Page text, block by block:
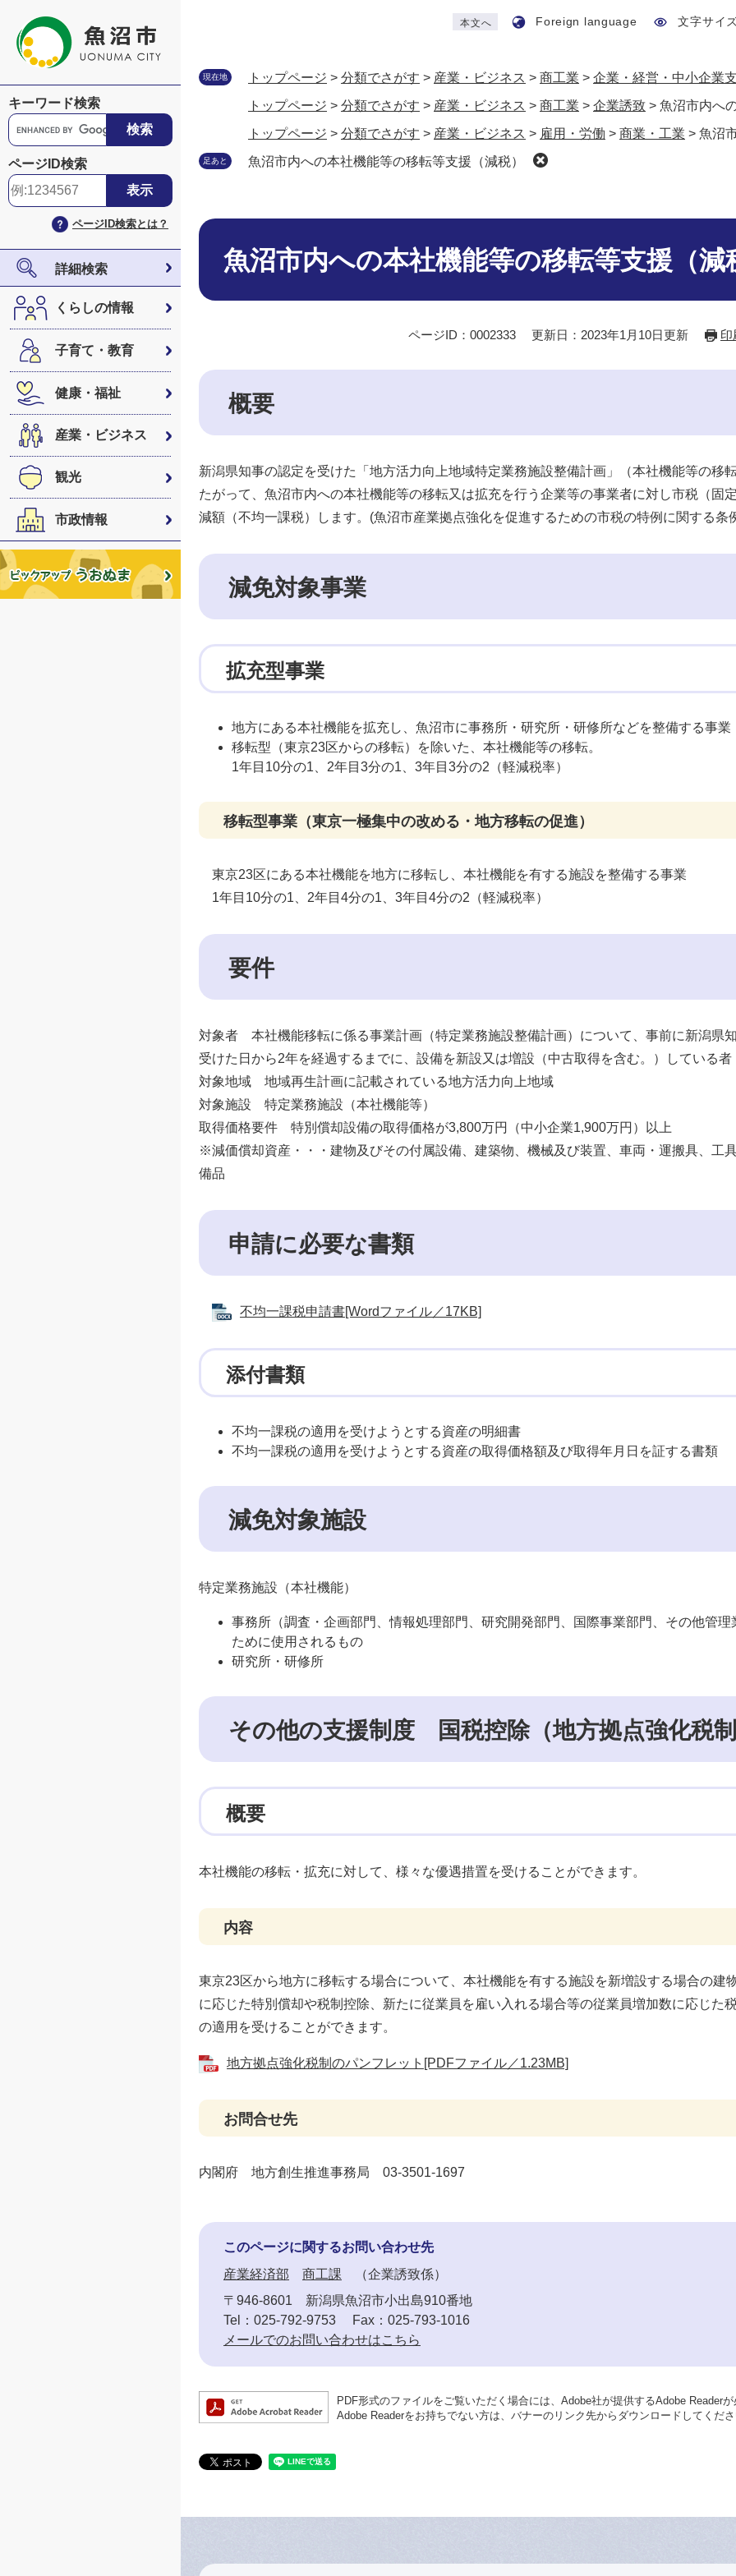
本文へ Foreign language 文字サイ
キーワード検索
G
o
o
g
ス
タ
ム
検
索
ページID検索
ページID検索とは？
詳細検索
くらしの情報
子育て・教育
健康・福祉
産業・ビジネス
観光
市政情報
現在地 トップページ > 分類でさがす > 産業・ビジネス > 商工業 > 企業・経営・中小企業
トップページ > 分類でさがす > 産業・ビジネス > 商工業 > 企業誘致 > 魚沼市内へ
トップページ > 分類でさがす > 産業・ビジネス > 雇用・労働 > 商業・工業 > 魚沼
足あと 魚沼市内への本社機能等の移転等支援（減税）
本
魚沼市内への本社機能等の移転等支援（減
ページID：0002333 更新日：2023年1月10日更新 印
概要
新潟県知事の認定を受けた「地方活力向上地域特定業務施設整備計画」（本社機能等の移
たがって、魚沼市内への本社機能等の移転又は拡充を行う企業等の事業者に対し市税（固
減額（不均一課税）します。(魚沼市産業拠点強化を促進するための市税の特例に関する条
減免対象事業
拡充型事業
地方にある本社機能を拡充し、魚沼市に事務所・研究所・研修所などを整備する事業
移転型（東京23区からの移転）を除いた、本社機能等の移転。
1年目10分の1、2年目3分の1、3年目3分の2（軽減税率）
移転型事業（東京一極集中の改める・地方移転の促進）
東京23区にある本社機能を地方に移転し、本社機能を有する施設を整備する事業
1年目10分の1、2年目4分の1、3年目4分の2（軽減税率）
要件
対象者 本社機能移転に係る事業計画（特定業務施設整備計画）について、事前に新潟県
受けた日から2年を経過するまでに、設備を新設又は増設（中古取得を含む。）している者
対象地域 地域再生計画に記載されている地方活力向上地域
対象施設 特定業務施設（本社機能等）
取得価格要件 特別償却設備の取得価格が3,800万円（中小企業1,900万円）以上
※減価償却資産・・・建物及びその付属設備、建築物、機械及び装置、車両・運搬具、工
備品
申請に必要な書類
不均一課税申請書[Wordファイル／17KB]
添付書類
不均一課税の適用を受けようとする資産の明細書
不均一課税の適用を受けようとする資産の取得価格額及び取得年月日を証する書類
減免対象施設
特定業務施設（本社機能）
事務所（調査・企画部門、情報処理部門、研究開発部門、国際事業部門、その他管理
ために使用されるもの
研究所・研修所
その他の支援制度 国税控除（地方拠点強化税制
概要
本社機能の移転・拡充に対して、様々な優遇措置を受けることができます。
内容
東京23区から地方に移転する場合について、本社機能を有する施設を新増設する場合の建
に応じた特別償却や税制控除、新たに従業員を雇い入れる場合等の従業員増加数に応じた
の適用を受けることができます。
地方拠点強化税制の​パンフレット[PDFファイル／1.23MB]
お問合せ先
内閣府 地方創生推進事務局 03-3501-1697
このページに関するお問い合わせ先
産業経済部
商工課
企業誘致係
〒946-8601
新潟県魚沼市小出島910番地
Tel：025-792-9753
Fax：025-793-1016
メールでのお問い合わせはこちら
PDF形式のファイルをご覧いただく場合には、Adobe社が提供するAdobe Readerが
Adobe Readerをお持ちでない方は、バナーのリンク先からダウンロードしてくださ